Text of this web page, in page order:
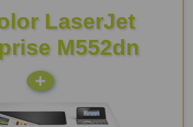
LaserJet
M552dn